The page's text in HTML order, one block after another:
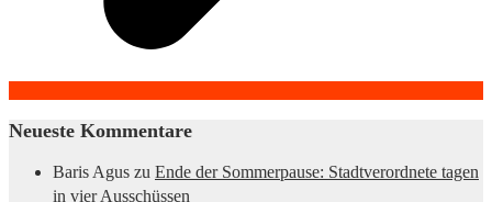
Neueste Kommentare
Baris Agus zu Ende der Sommerpause: Stadtverordnete tagen
in vier Ausschüssen